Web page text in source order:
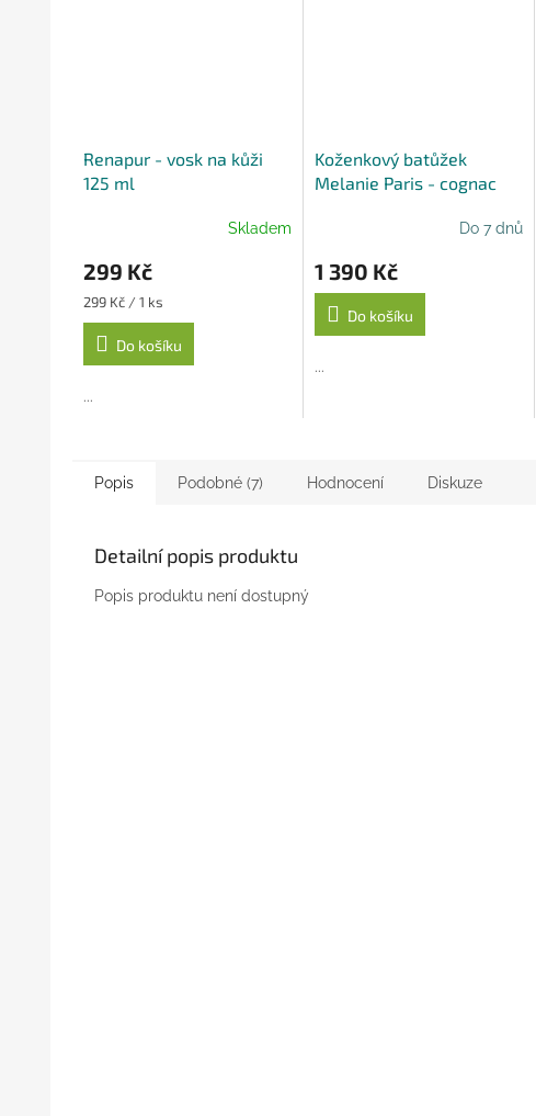
Renapur - vosk na kůži
125 ml
Skladem
299 Kč
Měrná
cena:
299 Kč / 1 ks
Do košíku
...
Koženkový batůžek
Melanie Paris - cognac
Do 7 dnů
1 390 Kč
Do košíku
...
Popis Podobné (7) Hodnocení Diskuze
Detailní popis produktu
Popis produktu není dostupný